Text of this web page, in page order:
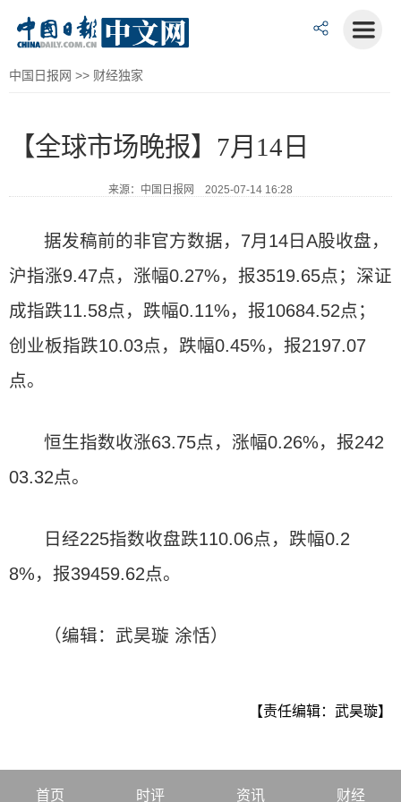
中国日报网 >> 财经独家
【全球市场晚报】7月14日
来源：中国日报网 2025-07-14 16:28
据发稿前的非官方数据，7月14日A股收盘，
沪指涨9.47点，涨幅0.27%，报3519.65点；深证
成指跌11.58点，跌幅0.11%，报10684.52点；
创业板指跌10.03点，跌幅0.45%，报2197.07
点。
恒生指数收涨63.75点，涨幅0.26%，报242
03.32点。
日经225指数收盘跌110.06点，跌幅0.2
8%，报39459.62点。
（编辑：武昊璇 涂恬）
【责任编辑：武昊璇】
首页 时评 资讯 财经